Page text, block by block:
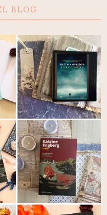
BLOG